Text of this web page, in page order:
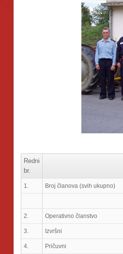
Redni
br.
1. Broj članova (svih ukupno)
2. Operativno članstvo
3. Izvršni
4. Pričuvni